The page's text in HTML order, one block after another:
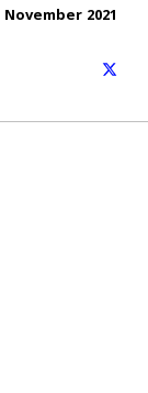
08 November 2021